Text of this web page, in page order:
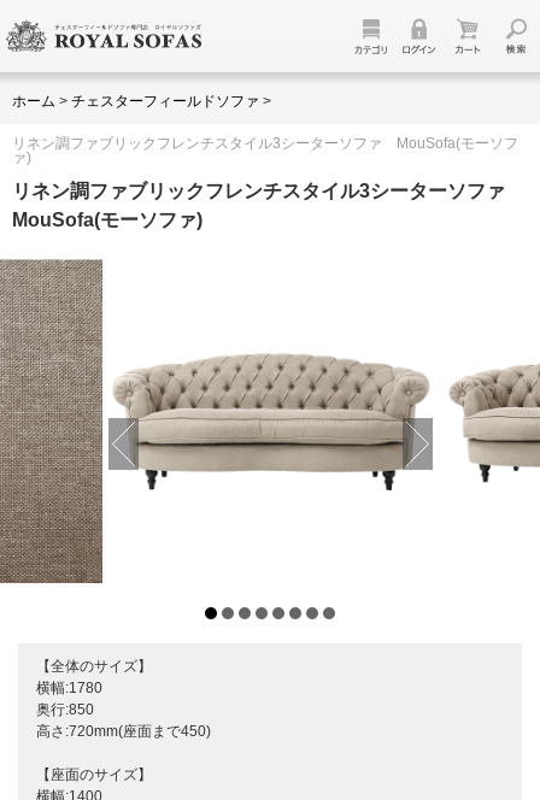
ホーム > チェスターフィールドソファ >
リネン調ファブリックフレンチスタイル3シーターソファ MouSofa(モーソフ
ァ)
リネン調ファブリックフレンチスタイル3シーターソファ
MouSofa(モーソファ)
【全体のサイズ】
横幅:1780
奥行:850
高さ:720mm(座面まで450)
【座面のサイズ】
横幅:1400